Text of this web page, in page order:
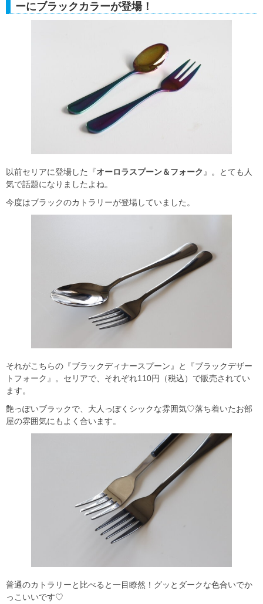
ーにブラックカラーが登場！
以前セリアに登場した『オーロラスプーン＆フォーク 』。とても人
気で話題になりましたよね。
今度はブラックのカトラリーが登場していました。
それがこちらの『ブラックディナースプーン』と『ブラックデザー
トフォーク』。セリアで、それぞれ110円（税込）で販売されてい
ます。
艶っぽいブラックで、大人っぽくシックな雰囲気♡落ち着いたお部
屋の雰囲気にもよく合います。
普通のカトラリーと比べると一目瞭然！グッとダークな色合いでか
っこいいです♡